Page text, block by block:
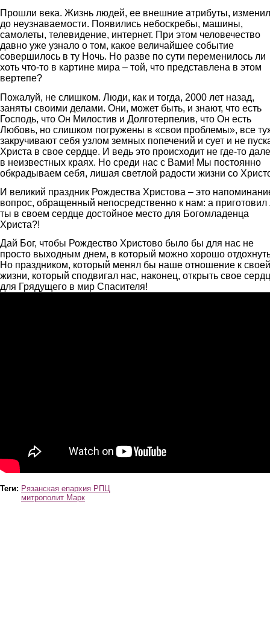
Прошли века. Жизнь людей, ее внешние атрибуты,
до неузнаваемости. Появились небоскребы, машины,
самолеты, телевидение, интернет. При этом человечество
давно уже узнало о том, какое величайшее событие
совершилось в ту Ночь. Но разве по сути переменилось ли
хоть что-то в картине мира – той, что представлена в этом
вертепе?
Пожалуй, не слишком. Люди, как и тогда, 2000 лет назад,
заняты своими делами. Они, может быть, и знают, что есть
Господь, что Он Милостив и Долготерпелив, что Он есть
Любовь, но слишком погружены в «свои проблемы», все
закручивают себя узлом земных попечений и сует и не
Христа в свое сердце. И ведь это происходит не где-то
в неизвестных краях. Но среди нас с Вами! Мы постоянно
обкрадываем себя, лишая светлой радости жизни со
И великий праздник Рождества Христова – это
вопрос, обращенный непосредственно к нам: а приготовил
ты в своем сердце достойное место для Богомладенца
Христа?!
Дай Бог, чтобы Рождество Христово было бы для нас не
просто выходным днем, в который можно хорошо
Но праздником, который менял бы наше отношение к своей
жизни, который сподвигал нас, наконец, открыть свое
для Грядущего в мир Спасителя!
Теги: Рязанская епархия РПЦ
митрополит Марк